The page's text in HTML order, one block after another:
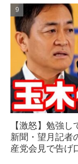
【激怒】勉強
新聞・望月記者
産党会見で告げ